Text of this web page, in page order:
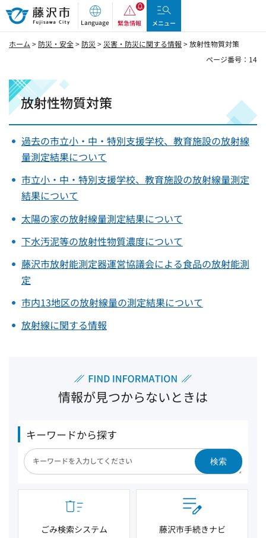
藤沢市
Language 緊急情報 メニュー
ホーム > 防災・安全> 防災 > 災害・防災に関する情報 > 放射性物質対策
ページ番号：14
放射性物質対策
過去の市立小・中・特別支援学校、教育施設の放射線
量測定結果について
市立小・中・特別支援学校、教育施設の放射線量測定
結果について
太陽の家の放射線量測定結果について
下水汚泥等の放射性物質濃度について
藤沢市放射能測定器運営協議会による食品の放射能測
定
市内13地区の放射線量の測定結果について
放射線に関する情報
情報が見つからないときは
キーワードから探す
検索
ごみ検索システム 藤沢市手続きナビ